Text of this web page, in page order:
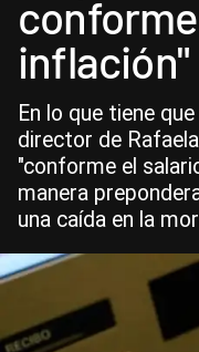
inflación"
En lo que tiene
director de
"conforme el
manera
una caída en la